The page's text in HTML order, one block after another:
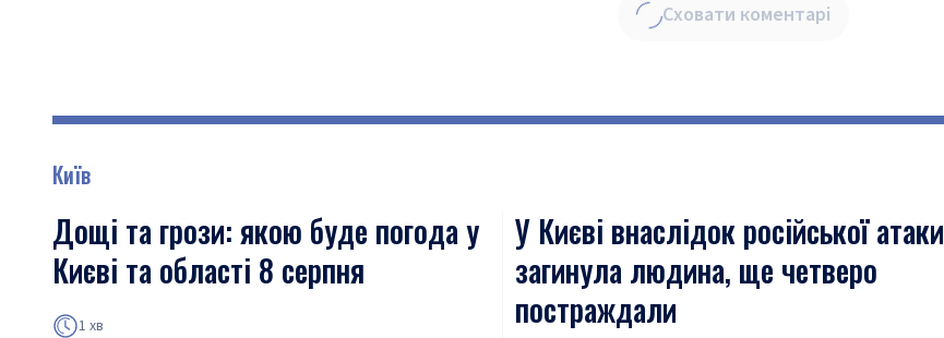
Сховати коментарі
Київ
Дощі та грози: якою буде погода у
Києві та області 8 серпня
1 хв
У Києві внаслідок російської атаки
загинула людина, ще четверо
постраждали